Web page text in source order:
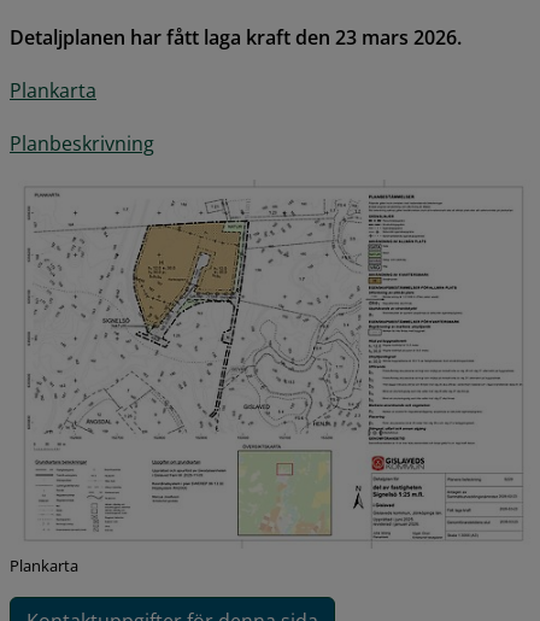
Detaljplanen har fått laga kraft den 23 mars 2026.
Plankarta
Planbeskrivning
Plankarta